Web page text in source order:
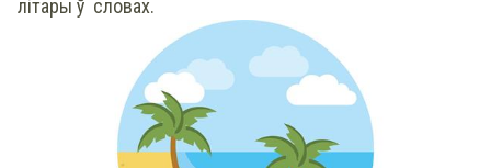
літары ў словах.